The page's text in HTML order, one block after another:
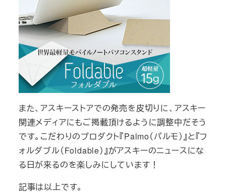
また、アスキーストアでの発売を皮切りに、アスキー
関連メディアにもご掲載頂けるように調整中だそう
です。こだわりのプロダクト『Palmo（パルモ）』と『フ
ォルダブル（Foldable）』がアスキーのニュースにな
る日が来るのを楽しみにしています！
記事は以上です。